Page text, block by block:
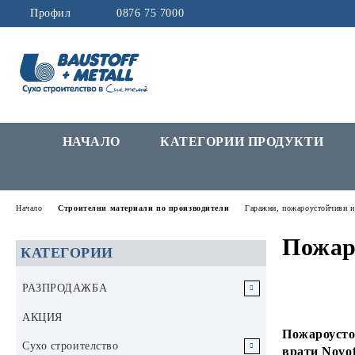
Профил 0876 75 7000
НАЧАЛО КАТЕГОРИИ ПРОДУКТИ
КАТЕГОРИИ
РАЗПРОДАЖБА
РАЗПРОДАЖБА Инструменти и
АКЦИЯ
Сухо строителство
Начало Строителни материали по производители Гаражни, пожароустойчиви
врати